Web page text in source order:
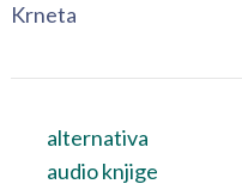
Krneta
alternativa
audio knjige